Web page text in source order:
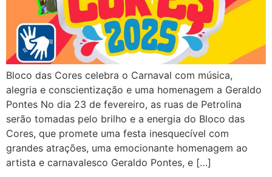
Bloco das Cores celebra o Carnaval com música,
alegria e conscientização e uma homenagem a Geraldo
Pontes No dia 23 de fevereiro, as ruas de Petrolina
serão tomadas pelo brilho e a energia do Bloco das
Cores, que promete uma festa inesquecível com
grandes atrações, uma emocionante homenagem ao
artista e carnavalesco Geraldo Pontes, e […]